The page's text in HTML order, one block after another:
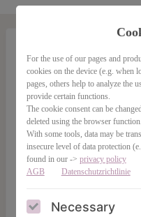
Entschlüssle
Geld-Talente
111,00€ (net)
For the use of our pages and
cookies on the device (e.g. when
pages, others help to analyze the
provide certain functions.
The cookie consent can be
deleted using the browser function.
With some tools, data may be
insecure level of data protection
found in our -> privacy policy
AGB
Datenschutzrichtlinie
Necessary